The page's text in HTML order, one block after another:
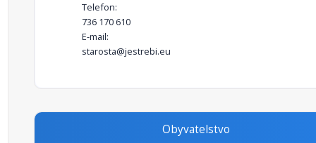
Telefon:
736 170 610
E-mail:
starosta@jestrebi.eu
Obyvatelstvo